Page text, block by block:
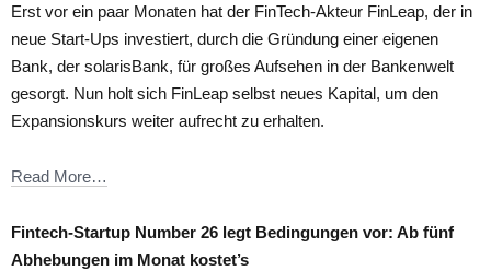
Erst vor ein paar Monaten hat der FinTech-Akteur FinLeap, der in
neue Start-Ups investiert, durch die Gründung einer eigenen
Bank, der solarisBank, für großes Aufsehen in der Bankenwelt
gesorgt. Nun holt sich FinLeap selbst neues Kapital, um den
Expansionskurs weiter aufrecht zu erhalten.
Read More…
Fintech-Startup Number 26 legt Bedingungen vor: Ab fünf
Abhebungen im Monat kostet’s